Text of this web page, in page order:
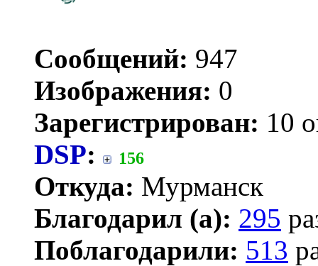
Сообщений: 947
Изображения: 0
Зарегистрирован: 10
DSP: 156
Откуда: Мурманск
Благодарил (а): 295
Поблагодарили: 513